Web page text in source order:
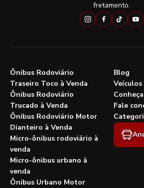
fretamento.
Ônibus Rodoviário
Traseiro Toco à Venda
Ônibus Rodoviário
Trucado à Venda
Ônibus Rodoviário Motor
Dianteiro à Venda
Micro-ônibus rodoviário à
venda
Micro-ônibus urbano à
venda
Ônibus Urbano Motor
Blog
Veículos
Fale